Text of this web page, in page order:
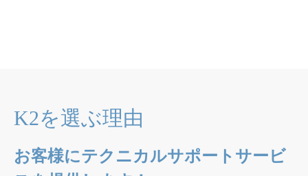
K2を選ぶ理由
お客様にテクニカルサポートサービ